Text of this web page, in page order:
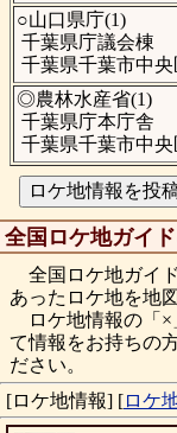
○山口県庁(1)
千葉県庁議会棟
千葉県千葉市中
◎農林水産省(1)
千葉県庁本庁舎
千葉県千葉市中
全国ロケ地ガイ
全国ロケ地ガイ
あったロケ地を地
ロケ地情報の「×
て情報をお持ちの
ださい。
[ロケ地情報] [ロケ